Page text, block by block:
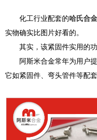
化工行业配套的哈氏合
实物确实比图片好看的。
其实，该紧固件实用的
阿斯米合金常年为用户
它如紧固件、弯头管件等配套